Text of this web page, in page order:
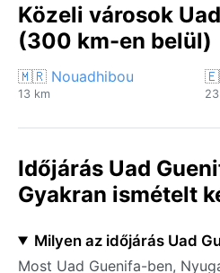
Közeli városok
(300 km-en belül)
🇲🇷 Nouadhibou
13 km
Időjárás Uad
Gyakran ismételt
Milyen az időjárás Uad
Most Uad Guenifa-ben,